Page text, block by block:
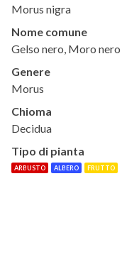
Morus nigra
Nome comune
Gelso nero, Moro nero
Genere
Morus
Chioma
Decidua
Tipo di pianta
ARBUSTO ALBERO FRUTTO